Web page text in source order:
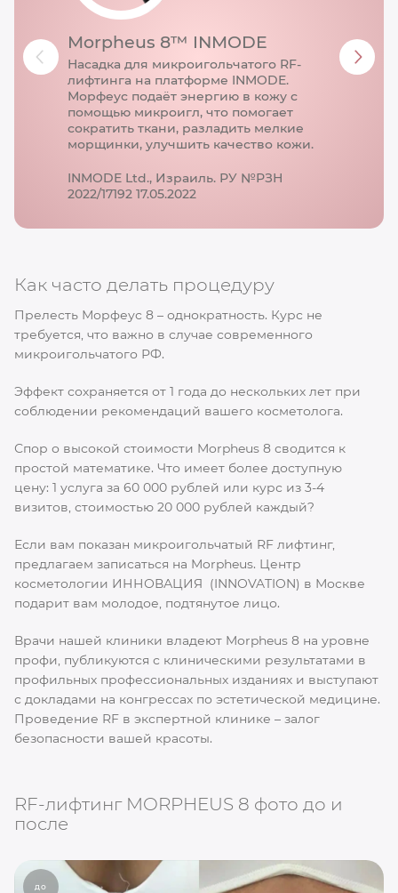
Morpheus 8™ INMODE
Насадка для микроигольчатого RF-
лифтинга на платформе INMODE.
Морфеус подаёт энергию в кожу с
помощью микроигл, что помогает
сократить ткани, разладить мелкие
морщинки, улучшить качество кожи.
INMODE Ltd., Израиль. РУ №РЗН
2022/17192 17.05.2022
Как часто делать процедуру
Прелесть Морфеус 8 – однократность. Курс не
требуется, что важно в случае современного
микроигольчатого РФ.
Эффект сохраняется от 1 года до нескольких лет при
соблюдении рекомендаций вашего косметолога.
Спор о высокой стоимости Morpheus 8 сводится к
простой математике. Что имеет более доступную
цену: 1 услуга за 60 000 рублей или курс из 3-4
визитов, стоимостью 20 000 рублей каждый?
Если вам показан микроигольчатый RF лифтинг,
предлагаем записаться на Morpheus. Центр
косметологии ИННОВАЦИЯ (INNOVATION) в Москве
подарит вам молодое, подтянутое лицо.
Врачи нашей клиники владеют Morpheus 8 на уровне
профи, публикуются с клиническими результатами в
профильных профессиональных изданиях и выступают
с докладами на конгрессах по эстетической медицине.
Проведение RF в экспертной клинике – залог
безопасности вашей красоты.
RF-лифтинг MORPHEUS 8 фото до и
после
до